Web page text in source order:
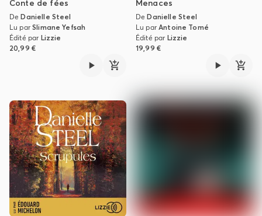
Conte de fées
DeDanielle Steel
Lu parSlimane Yefsah
Édité par Lizzie
20,99 €
Menaces
DeDanielle Steel
Lu parAntoine Tomé
Édité par Lizzie
19,99 €